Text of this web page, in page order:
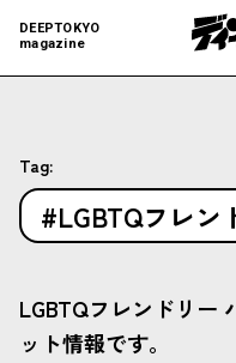
DEEPTOKYO
magazine
Tag:
#LGBTQフレン
LGBTQフレンドリー
ット情報です。